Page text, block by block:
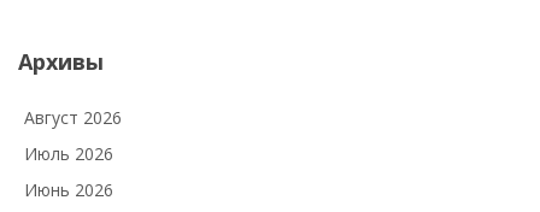
Архивы
Август 2026
Июль 2026
Июнь 2026